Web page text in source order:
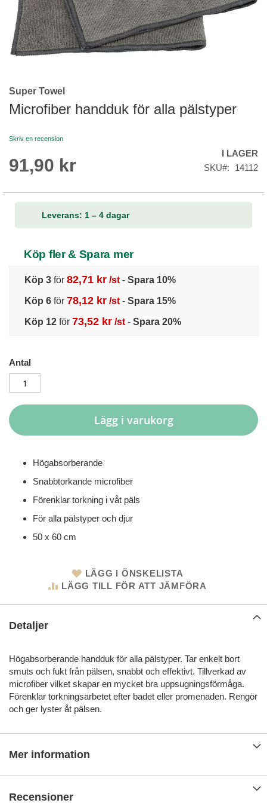
Skip
to
the
of
images
Super Towel
Microfiber handduk för alla pälstyper
Skriv en recension
91,90 kr
I LAGER
SKU
14112
Leverans: 1 – 4 dagar
Köp fler & Spara mer
Köp 3 för 82,71 kr /st - Spara 10%
Köp 6 för 78,12 kr /st - Spara 15%
Köp 12 för 73,52 kr /st - Spara 20%
Antal
Lägg i varukorg
Högabsorberande
Snabbtorkande microfiber
Förenklar torkning i våt päls
För alla pälstyper och djur
50 x 60 cm
LÄGG I ÖNSKELISTA
LÄGG TILL FÖR ATT JÄMFÖRA
Detaljer
Högabsorberande handduk för alla pälstyper. Tar enkelt bort
smuts och fukt från pälsen, snabbt och effektivt. Tillverkad av
microfiber vilket skapar en mycket bra uppsugningsförmåga.
Förenklar torkningsarbetet efter badet eller promenaden. Rengör
och ger lyster åt pälsen.
Mer information
Recensioner